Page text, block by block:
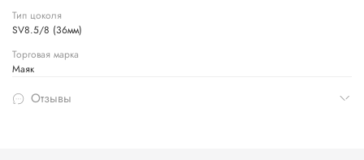
Тип цоколя
SV8.5/8 (36мм)
Торговая марка
Маяк
Отзывы